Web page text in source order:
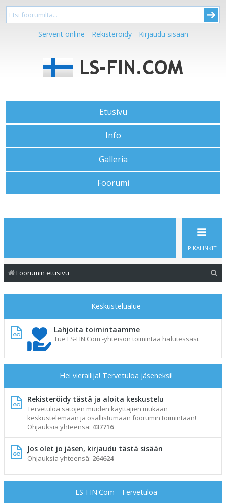
Serverit online Rekisteröidy Kirjaudu sisään
Etusivu
Info
Galleria
Foorumi
PIKALINKIT
Foorumin etusivu
Keskustelualue
Lahjoita toimintaamme
Tue LS-FIN.Com -yhteisön toimintaa halutessasi.
Hei vierailija! Tervetuloa jäseneksi!
Rekisteröidy tästä ja aloita keskustelu
Tervetuloa satojen muiden käyttäjien mukaan
keskustelemaan ja osallistumaan foorumin toimintaan!
Ohjauksia yhteensä: 437716
Jos olet jo jäsen, kirjaudu tästä sisään
Ohjauksia yhteensä: 264624
LS-FIN.Com - Tervetuloa